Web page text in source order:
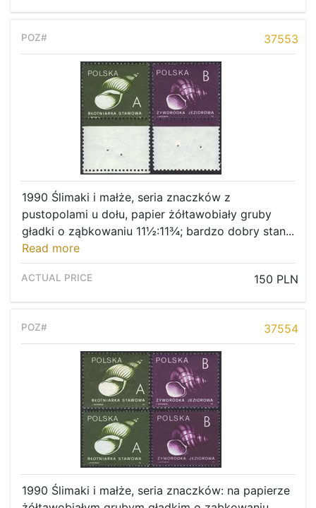
37553
1990 Ślimaki i małże, seria znaczków z
pustopolami u dołu, papier żółtawobiały gruby
gładki o ząbkowaniu 11½:11¾; bardzo dobry stan...
Read more
150 PLN
37554
1990 Ślimaki i małże, seria znaczków: na papierze